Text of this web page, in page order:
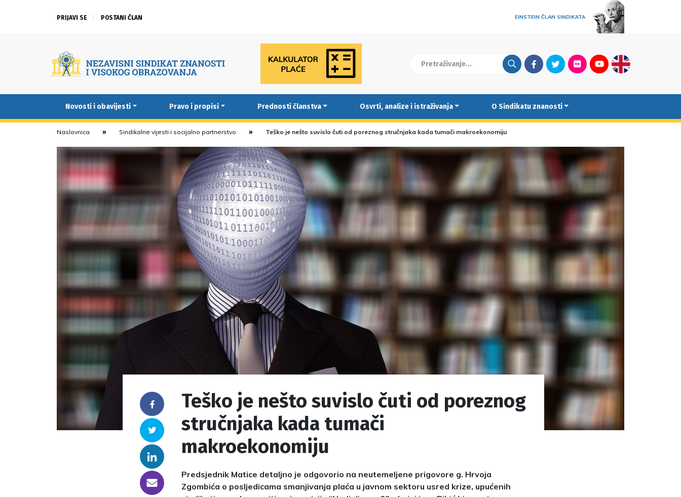
PRIJAVI SE POSTANI ČLAN EINSTEIN ČLAN SINDIKATA
FacebookTwitterFlickrYoutubeEnglish
Novosti i obavijesti Pravo i propisi Prednosti članstva Osvrti, analize i istraživanja O Sindikatu znanosti
Naslovnica Sindikalne vijesti i socijalno partnerstvo Teško je nešto suvislo čuti od poreznog stručnjaka kada tumači makroekonomiju
Facebook
Twitter
Linkedin
someone@yoursite.com
Teško je nešto suvislo čuti od poreznog
stručnjaka kada tumači
makroekonomiju
Predsjednik Matice detaljno je odgovorio na neutemeljene prigovore g. Hrvoja
Zgombića o posljedicama smanjivanja plaća u javnom sektoru usred krize, upućenih